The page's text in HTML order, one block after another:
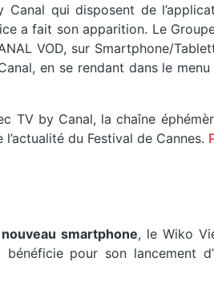
qui disposent de
a fait son apparition. Le
VOD, sur Smartphone/
en se rendant dans le menu
TV by Canal, la chaîne
du Festival de Cannes.
smartphone, le Wiko
pour son lancement